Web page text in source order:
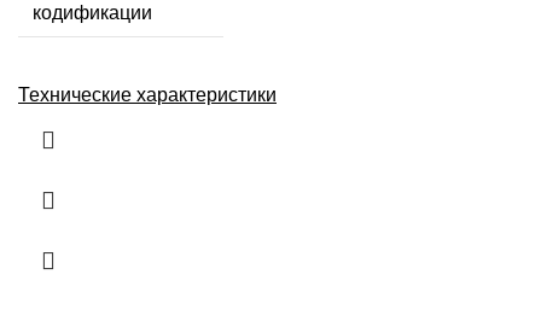
кодификации
Технические характеристики